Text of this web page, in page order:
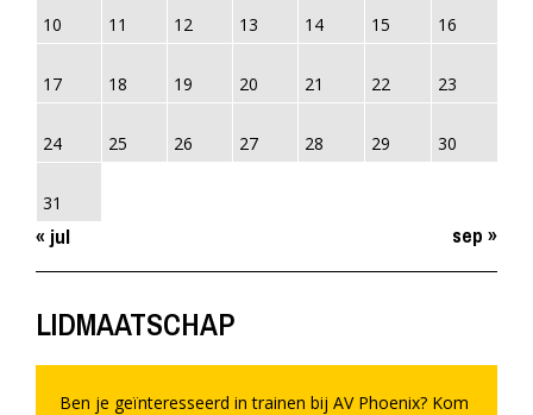
10 11 12 13 14 15 16
17 18 19 20 21 22 23
24 25 26 27 28 29 30
31
« jul sep »
LIDMAATSCHAP
Ben je geïnteresseerd in trainen bij AV Phoenix? Kom